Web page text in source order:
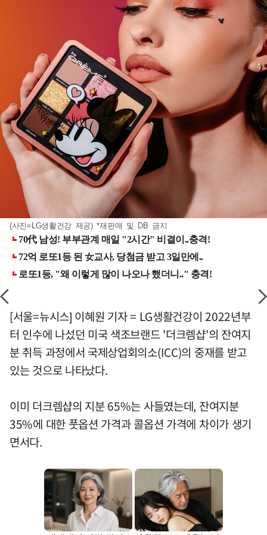
(사진=LG생활건강 제공) *재판매 및 DB 금지
[서울=뉴시스] 이혜원 기자 = LG생활건강이 2022년부
터 인수에 나섰던 미국 색조브랜드 '더크렘샵'의 잔여지
분 취득 과정에서 국제상업회의소(ICC)의 중재를 받고
있는 것으로 나타났다.
이미 더크렘샵의 지분 65%는 사들였는데, 잔여지분
35%에 대한 풋옵션 가격과 콜옵션 가격에 차이가 생기
면서다.